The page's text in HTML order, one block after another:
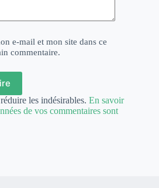
e-mail et mon site dans ce
commentaire.
les indésirables. En savoir
de vos commentaires sont